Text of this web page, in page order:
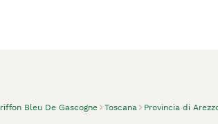
Bleu De Gascogne Toscana Provincia di